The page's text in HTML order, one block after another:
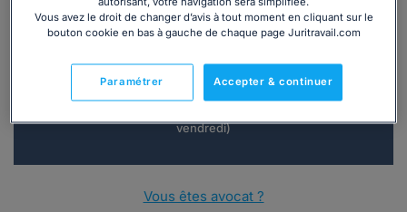
téléphone ?
Consulter immédiatement
vendredi)
Vous êtes avocat ?
Vous avez le droit de changer d’avis à tout moment en cliquant sur le
bouton cookie en bas à gauche de chaque page Juritravail.com
Accepter & continuer
Paramétrer